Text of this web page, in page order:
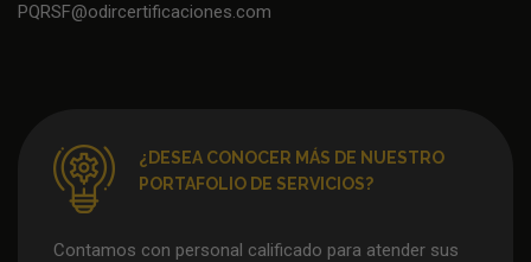
PQRSF@odircertificaciones.com
¿DESEA CONOCER MÁS DE NUESTRO
PORTAFOLIO DE SERVICIOS?
Contamos con personal calificado para atender sus